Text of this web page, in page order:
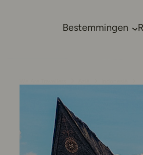
Bestemmingen